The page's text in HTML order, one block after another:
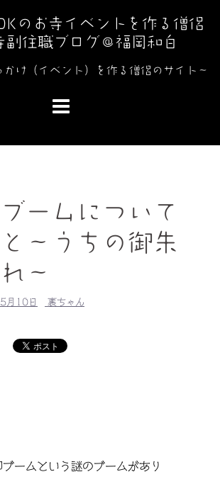
のお寺イベントを作る僧侶
副住職ブログ＠福岡和白
かけ（イベント）を作る僧侶のサイト～
ームについて
～うちの御朱
～
月10日 裏ちゃん
ームという謎のブームがあり